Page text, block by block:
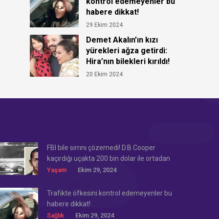
habere dikkat!
29 Ekim 2024
Demet Akalın’ın kızı
yürekleri ağza getirdi:
Hira’nın bilekleri kırıldı!
20 Ekim 2024
FBI bile sırrını çözemedi! D.B Cooper
kaçırdığı uçakta 200 bin dolar ile ortadan
kayboldu!
Yaşam Ekim 29, 2024
Trafikte öfkesini kontrol edemeyenler bu
habere dikkat!
Sağlık Ekim 29, 2024